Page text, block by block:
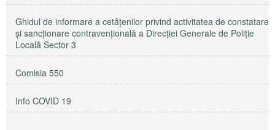
Ghidul de informare a cetățenilor privind activitatea de constatare
și sancționare contravențională a Direcției Generale de Poliție
Locală Sector 3
Comisia 550
Info COVID 19